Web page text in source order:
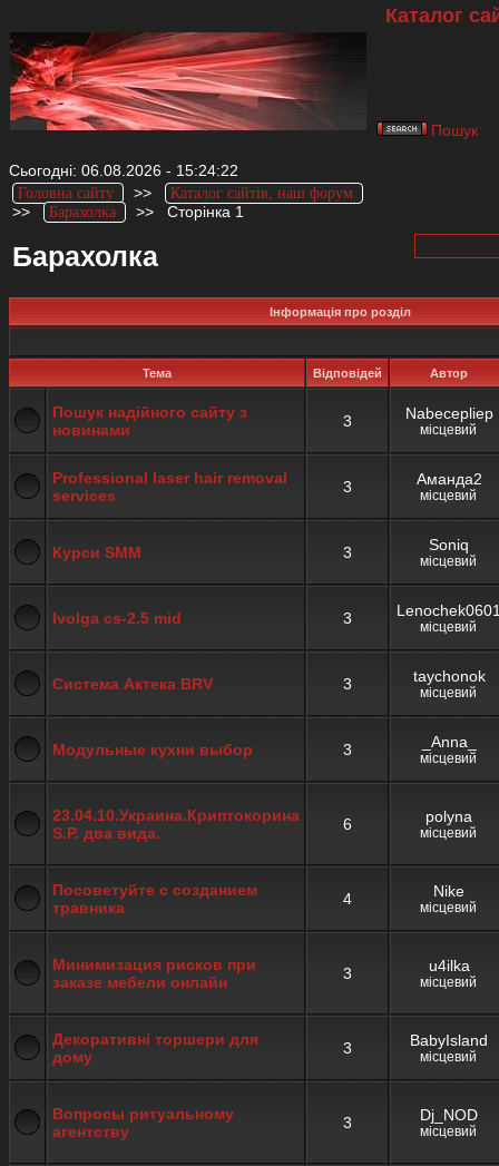
Каталог
Пошук
Сьогодні: 06.08.2026 - 15:24:22
Головна сайту >> Каталог сайтів, наш форум
>> Барахолка >> Сторінка 1
Барахолка
Інформація про розділ
Тема Відповідей Автор
Пошук надійного сайту з
новинами
3 Nabecepliep
місцевий
Professional laser hair removal
services
3 Аманда2
місцевий
Курси SMM 3 Soniq
місцевий
Ivolga cs-2.5 mid 3 місцевий
Система Актека BRV 3 taychonok
місцевий
Модульные кухни выбор 3 _Anna_
місцевий
23.04.10.Украина.Криптокорина
S.P. два вида.
6 polyna
місцевий
Посоветуйте с созданием
травника
4 Nike
місцевий
Минимизация рисков при
заказе мебели онлайн
3 u4ilka
місцевий
Декоративні торшери для
дому
3 BabyIsland
місцевий
Вопросы ритуальному
агентству
3 Dj_NOD
місцевий